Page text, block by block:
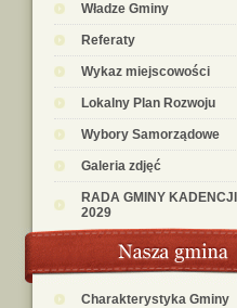
Władze Gminy
Referaty
Wykaz miejscowości
Lokalny Plan Rozwoju
Wybory Samorządowe
Galeria zdjęć
RADA GMINY
2029
Charakterystyka Gminy